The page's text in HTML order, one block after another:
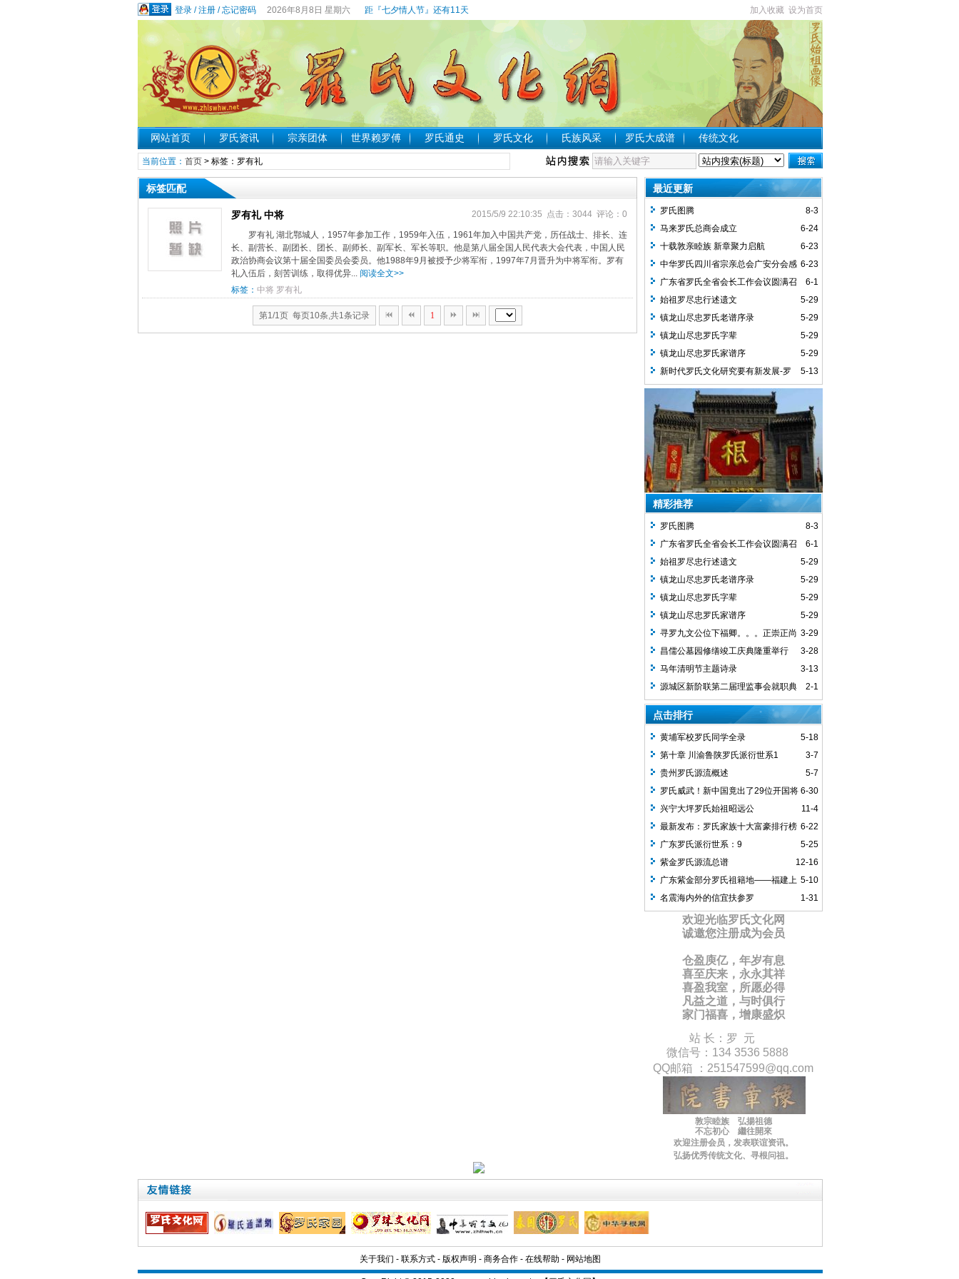
登录/注册/忘记密码 2026年8月8日 星期六 距『七夕情人节』还有11天 加入收藏 设为首页
网站首页 罗氏资讯 宗亲团体 世界赖罗傅 罗氏通史 罗氏文化 氏族风采 罗氏大成谱 传统文化
当前位置： 首页> 标签：罗有礼
标签匹配
2015/5/9 22:10:35 点击：3044 评论：0
罗有礼 中将
罗有礼 湖北鄂城人，1957年参加工作，1959年入伍，1961年加入中国共产党，历任战士、排长、连
长、副营长、副团长、团长、副师长、副军长、军长等职。他是第八届全国人民代表大会代表，中国人民
政治协商会议第十届全国委员会委员。他1988年9月被授予少将军衔，1997年7月晋升为中将军衔。罗有
礼入伍后，刻苦训练，取得优异... 阅读全文>>
标签： 中将 罗有礼
第1/1页 每页10条,共1条记录 1
最近更新
8-3
罗氏图腾
6-24
马来罗氏总商会成立
6-23
十载敦亲睦族 新章聚力启航
6-23
中华罗氏四川省宗亲总会广安分会感
谢词
6-1
广东省罗氏全省会长工作会议圆满召
开
5-29
始祖罗尽忠行述遗文
5-29
镇龙山尽忠罗氏老谱序录
5-29
镇龙山尽忠罗氏字辈
5-29
镇龙山尽忠罗氏家谱序
5-13
新时代罗氏文化研究要有新发展-罗
义贤
精彩推荐
8-3
罗氏图腾
6-1
广东省罗氏全省会长工作会议圆满召
开
5-29
始祖罗尽忠行述遗文
5-29
镇龙山尽忠罗氏老谱序录
5-29
镇龙山尽忠罗氏字辈
5-29
镇龙山尽忠罗氏家谱序
3-29
寻罗九文公位下福卿。。。正崇正尚
后裔启示
3-28
昌儒公墓园修缮竣工庆典隆重举行
3-13
马年清明节主题诗录
2-1
源城区新阶联第二届理监事会就职典
礼圆满举行
点击排行
5-18
黄埔军校罗氏同学全录
3-7
第十章 川渝鲁陕罗氏派衍世系1
5-7
贵州罗氏源流概述
6-30
罗氏威武！新中国竟出了29位开国将
军，罗家人顶起！
11-4
兴宁大坪罗氏始祖昭远公
6-22
最新发布：罗氏家族十大富豪排行榜
5-25
广东罗氏派衍世系：9
12-16
紫金罗氏源流总谱
5-10
广东紫金部分罗氏祖籍地——福建上
杭大洋坝
1-31
名震海内外的信宜扶参罗
欢迎光临罗氏文化网
诚邀您注册成为会员
仓盈庾亿，年岁有息
喜至庆来，永永其祥
喜盈我室，所愿必得
凡益之道，与时俱行
家门福喜，增康盛炽
站 长：罗 元
微信号：134 3536 5888
QQ邮箱 ： 251547599@qq.com
敦宗睦族 弘揚祖德
不忘初心 繼往開來
欢迎注册会员， 发表联谊资讯。
弘扬优秀传统文化、寻根问祖。
关于我们 - 联系方式- 版权声明 - 商务合作- 在线帮助 - 网站地图